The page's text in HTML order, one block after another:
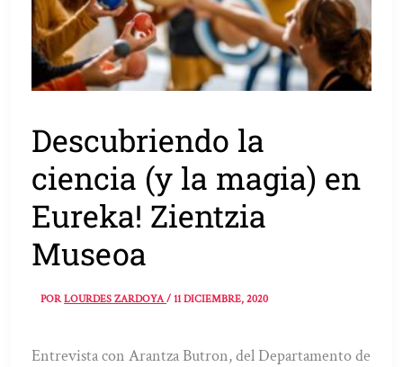
Descubriendo la
ciencia (y la magia) en
Eureka! Zientzia
Museoa
PORLOURDES ZARDOYA/11 DICIEMBRE, 2020
Entrevista con Arantza Butron, del Departamento de